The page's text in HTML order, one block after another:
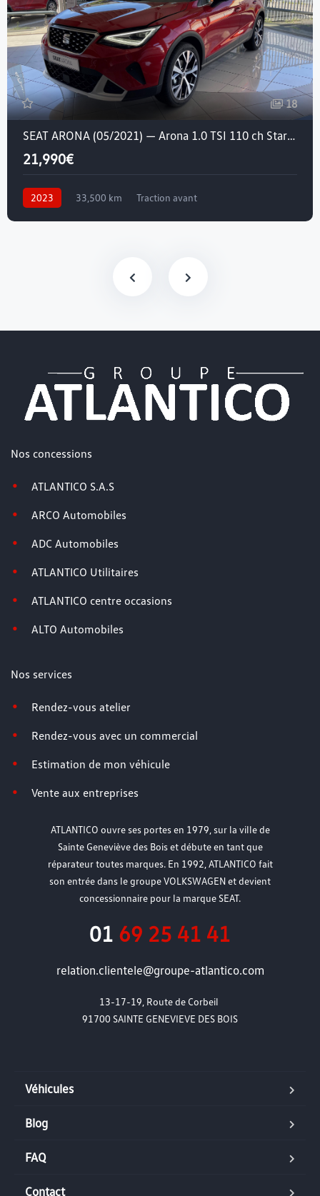
18
SEAT ARONA (05/2021) — Arona 1.0 TSI 110 ch Start/Stop DSG7
21,990€
2023 33,500 km
Traction avant
Nos concessions
ATLANTICO S.A.S
ARCO Automobiles
ADC Automobiles
ATLANTICO Utilitaires
ATLANTICO centre occasions
ALTO Automobiles
Nos services
Rendez-vous atelier
Rendez-vous avec un commercial
Estimation de mon véhicule
Vente aux entreprises
ATLANTICO ouvre ses portes en 1979, sur la ville de
Sainte Geneviève des Bois et débute en tant que
réparateur toutes marques. En 1992, ATLANTICO fait
son entrée dans le groupe VOLKSWAGEN et devient
concessionnaire pour la marque SEAT.
01 69 25 41 41
relation.clientele@groupe-atlantico.com
13-17-19, Route de Corbeil
91700 SAINTE GENEVIEVE DES BOIS
Véhicules
Blog
FAQ
Contact